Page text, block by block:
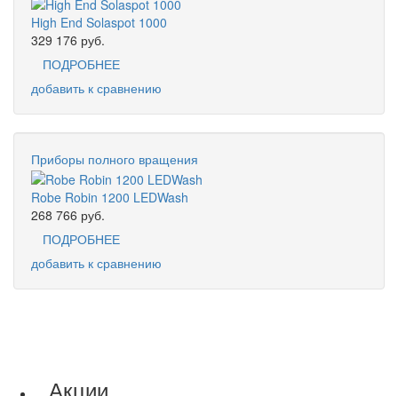
High End Solaspot 1000
329 176 руб.
ПОДРОБНЕЕ
добавить к сравнению
Приборы полного вращения
Robe Robin 1200 LEDWash
268 766 руб.
ПОДРОБНЕЕ
добавить к сравнению
Акции